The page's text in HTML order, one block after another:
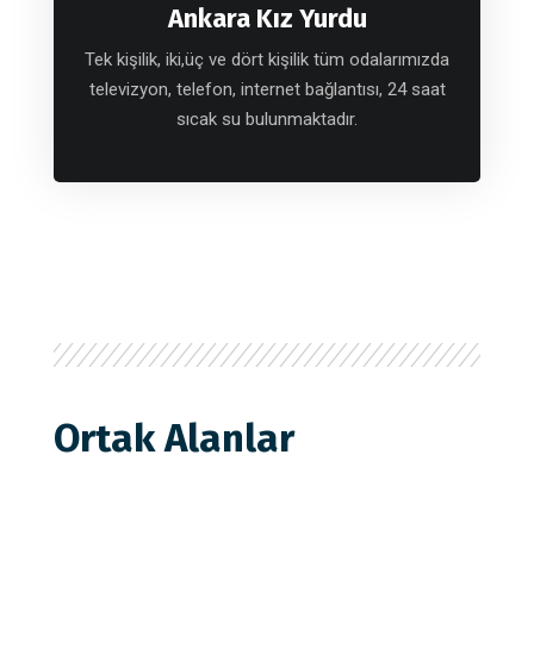
Ankara Kız Yurdu
Tek kişilik, iki,üç ve dört kişilik tüm odalarımızda
televizyon, telefon, internet bağlantısı, 24 saat
sıcak su bulunmaktadır.
Ortak Alanlar